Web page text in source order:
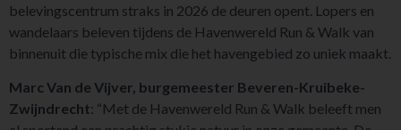
belevingscentrum straks in 2026 de deuren opent. Lopers en
wandelaars beleven tijdens de Havenwereld Run & Walk van
binnenuit die typische mix die het havengebied zo uniek maakt.
Marc Van de Vijver, burgemeester Beveren-Kruibeke-
Zwijndrecht: “Met de Havenwereld Run & Walk beleeft men